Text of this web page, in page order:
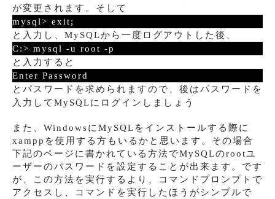
が変更されます。そして
mysql> exit;
と入力し、MySQLから一度ログアウトした後、
C:> mysql -u root -p
と入力すると
Enter Password
とパスワードを求められますので、後はパスワードを
入力してMySQLにログインしましょう
また、WindowsにMySQLをインストールする際に
xamppを使用する方もいるかと思います。その場合
下記のページに書かれている方法でMySQLのrootユ
ーザーのパスワードを設定することが出来ます。です
が、この方法を実行するより、コマンドプロンプトで
アクセスし、コマンドを実行したほうがシンプルで